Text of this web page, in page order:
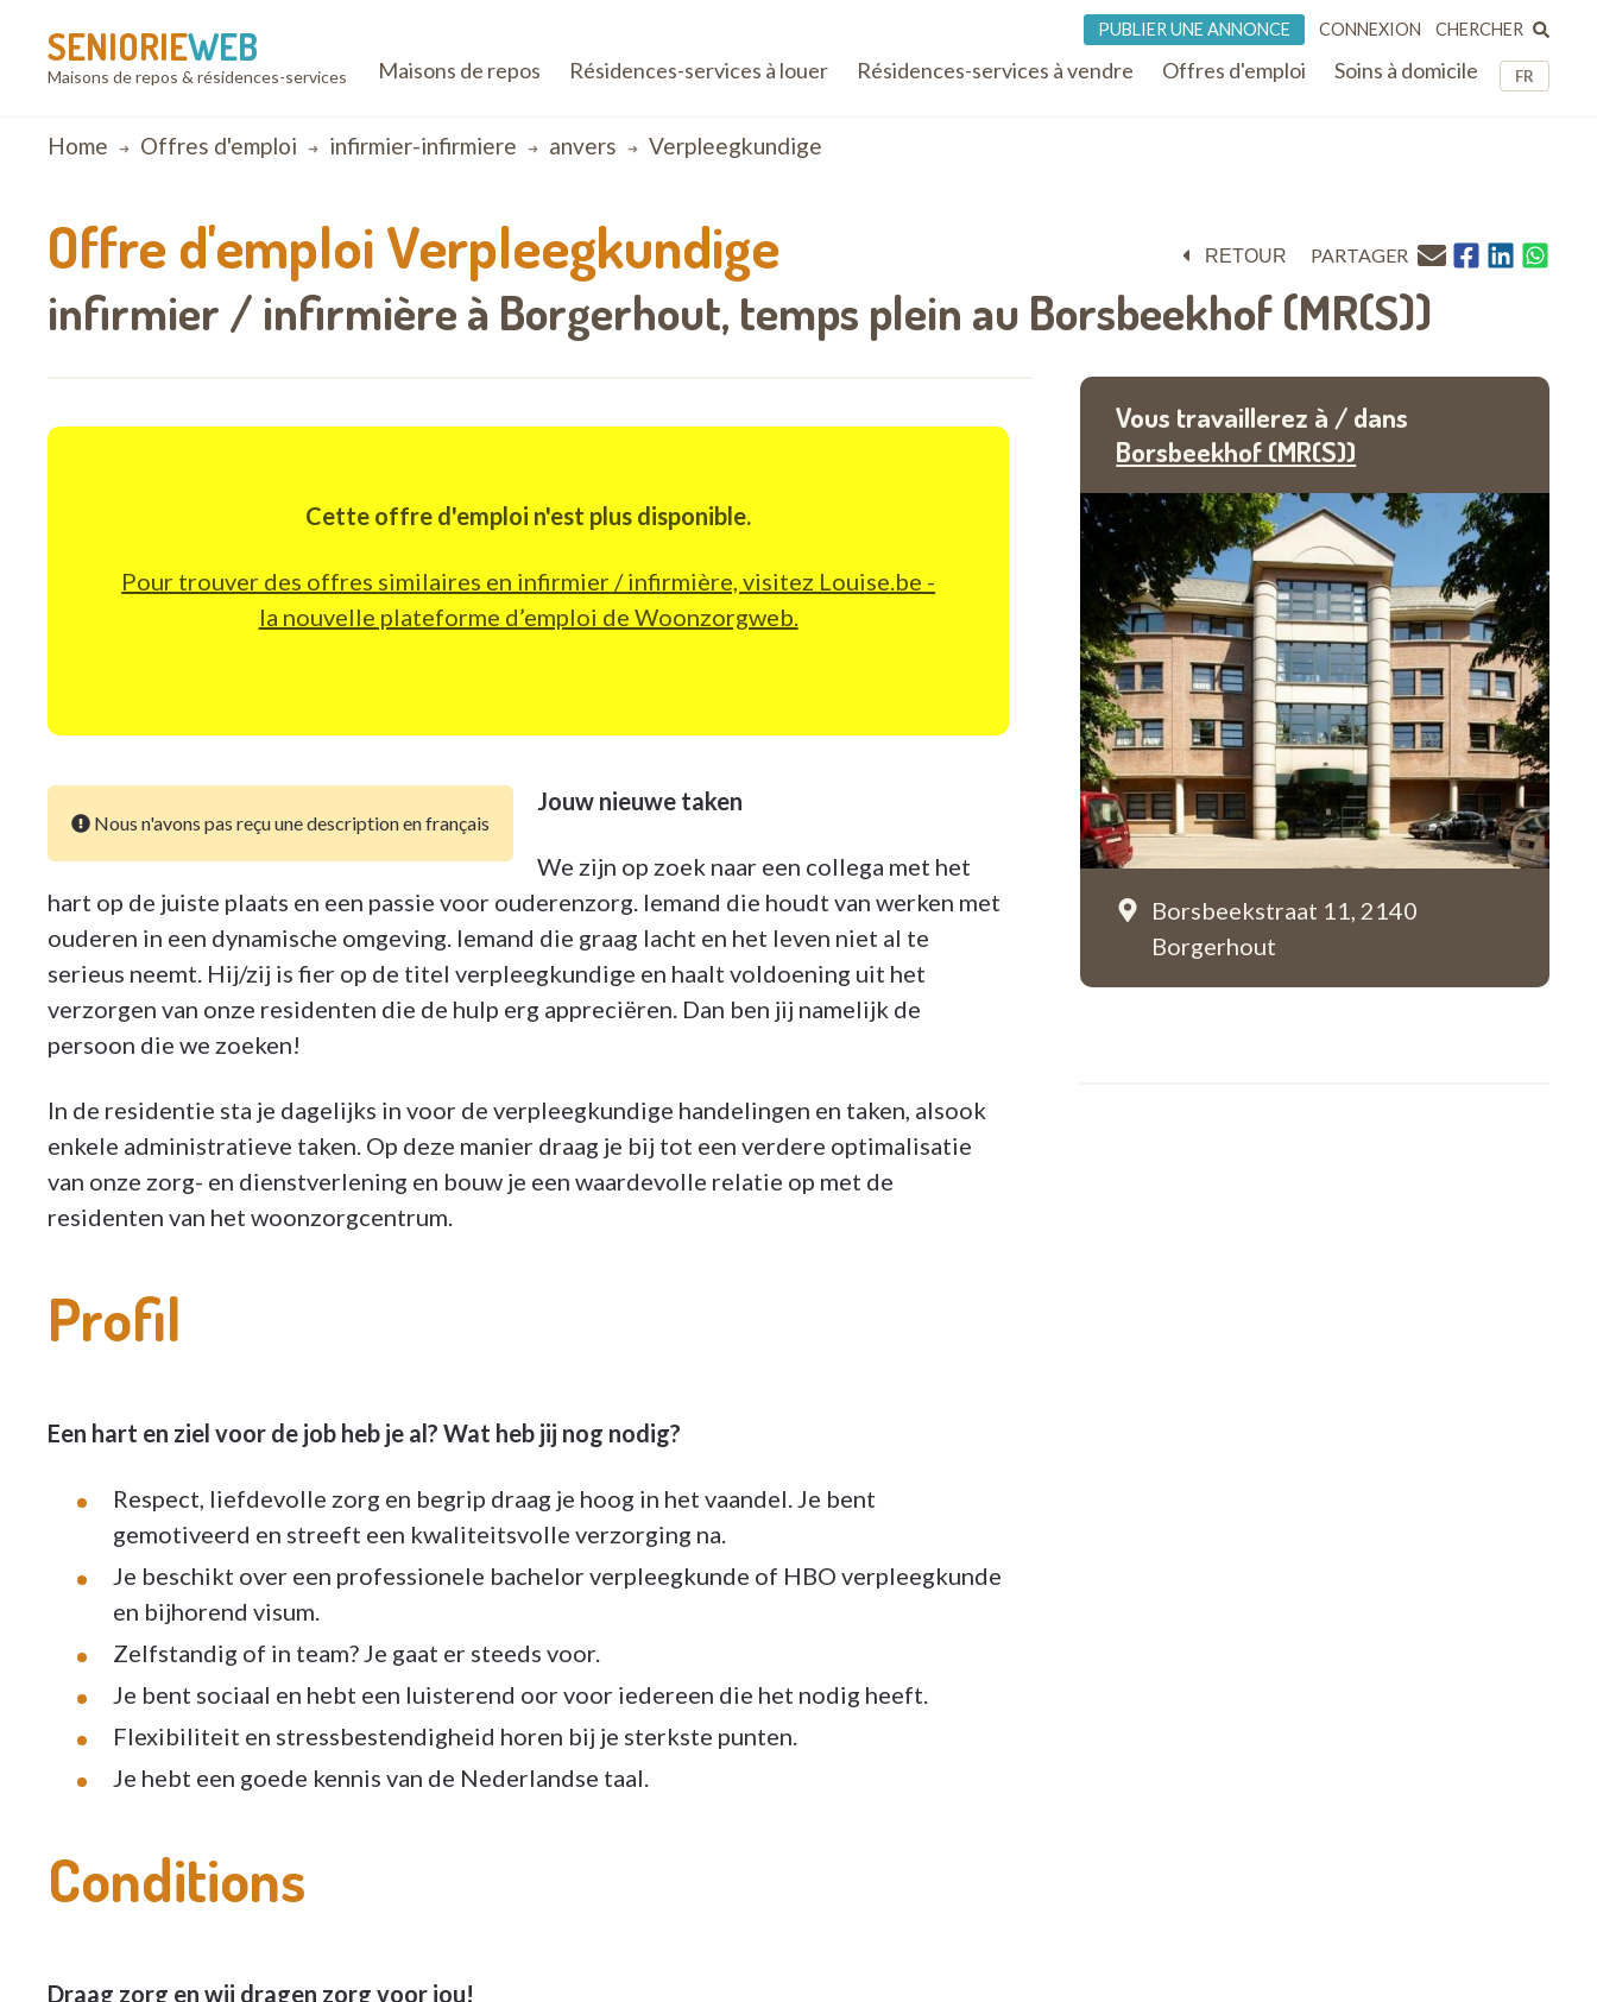
SENIORIEWEB
Maisons de repos & résidences-services FR
Maisons de repos Résidences-services à louer Résidences-services à vendre Offres d'emploi Soins à domicile
PUBLIER UNE ANNONCE CONNEXION CHERCHER
Breadcrumb
Home Offres d'emploi infirmier-infirmiere anvers Verpleegkundige
RETOUR PARTAGER
Offre d'emploi Verpleegkundige
infirmier / infirmière à Borgerhout, temps plein au Borsbeekhof (MR(S))
Vous travaillerez à / dans
Borsbeekhof (MR(S))
Borsbeekstraat 11, 2140
Borgerhout
Cette offre d'emploi n'est plus disponible.
Pour trouver des offres similaires en infirmier / infirmière, visitez Louise.be -
la nouvelle plateforme d’emploi de Woonzorgweb.
Nous n'avons pas reçu une description en français
Jouw nieuwe taken
We zijn op zoek naar een collega met het
hart op de juiste plaats en een passie voor ouderenzorg. Iemand die houdt van werken met
ouderen in een dynamische omgeving. Iemand die graag lacht en het leven niet al te
serieus neemt. Hij/zij is fier op de titel verpleegkundige en haalt voldoening uit het
verzorgen van onze residenten die de hulp erg appreciëren. Dan ben jij namelijk de
persoon die we zoeken!
In de residentie sta je dagelijks in voor de verpleegkundige handelingen en taken, alsook
enkele administratieve taken. Op deze manier draag je bij tot een verdere optimalisatie
van onze zorg- en dienstverlening en bouw je een waardevolle relatie op met de
residenten van het woonzorgcentrum.
Profil
Een hart en ziel voor de job heb je al? Wat heb jij nog nodig?
Respect, liefdevolle zorg en begrip draag je hoog in het vaandel. Je bent
gemotiveerd en streeft een kwaliteitsvolle verzorging na.
Je beschikt over een professionele bachelor verpleegkunde of HBO verpleegkunde
en bijhorend visum.
Zelfstandig of in team? Je gaat er steeds voor.
Je bent sociaal en hebt een luisterend oor voor iedereen die het nodig heeft.
Flexibiliteit en stressbestendigheid horen bij je sterkste punten.
Je hebt een goede kennis van de Nederlandse taal.
Conditions
Draag zorg en wij dragen zorg voor jou!